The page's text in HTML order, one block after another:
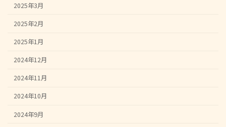
2025年3月
2025年2月
2025年1月
2024年12月
2024年11月
2024年10月
2024年9月